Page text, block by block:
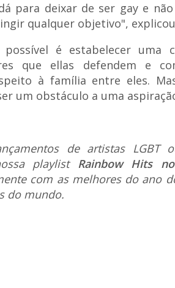
para deixar de ser gay e
qualquer objetivo",
é estabelecer uma
que ellas defendem e
à família entre eles.
um obstáculo a uma
de artistas LGBT
playlist Rainbow Hits
com as melhores do ano
do mundo.